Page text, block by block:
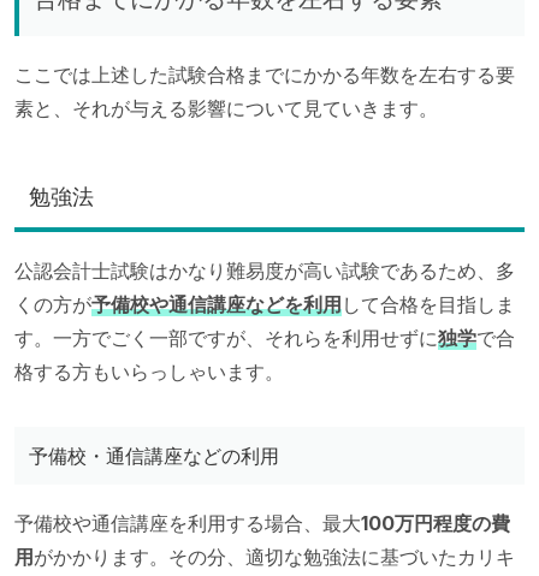
ここでは上述した試験合格までにかかる年数を左右する要
素と、それが与える影響について見ていきます。
勉強法
公認会計士試験はかなり難易度が高い試験であるため、多
くの方が予備校や通信講座などを利用して合格を目指しま
す。一方でごく一部ですが、それらを利用せずに独学で合
格する方もいらっしゃいます。
予備校・通信講座などの利用
予備校や通信講座を利用する場合、最大100万円程度の費
用がかかります。その分、適切な勉強法に基づいたカリキ